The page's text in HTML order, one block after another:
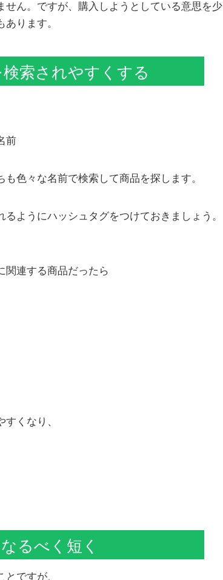
せん。ですが、購入しようとしている意思を少
ります。
索されやすくする
前
色々な名前で検索して商品を探します。
ようにハッシュタグをつけておきましょう。
関連する商品だったら
くなり、
るべく短く
ですが、